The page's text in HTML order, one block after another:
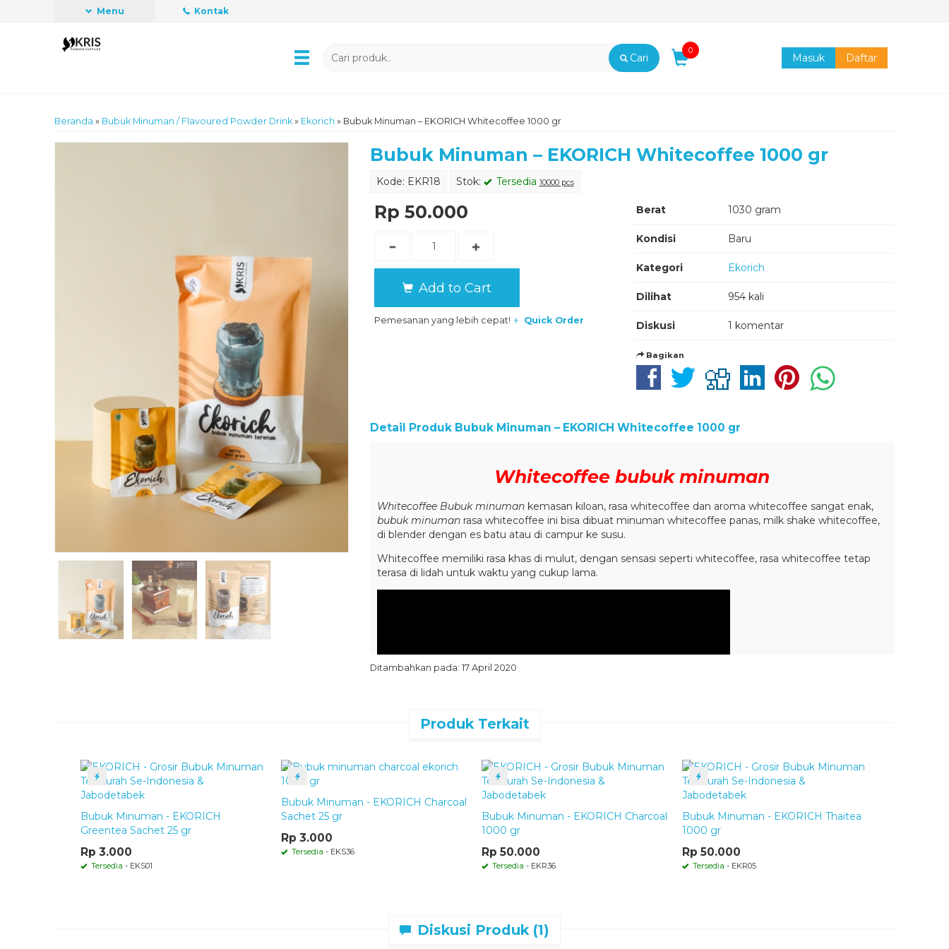
Menu Kontak
Cari
0
Masuk Daftar
Beranda » Bubuk Minuman / Flavoured Powder Drink » Ekorich » Bubuk Minuman – EKORICH Whitecoffee 1000 gr
Bubuk Minuman – EKORICH Whitecoffee 1000 gr
Kode: EKR18 Stok: Tersedia 10000 pcs
Berat 1030 gram
Kondisi Baru
Kategori Ekorich
Dilihat 954 kali
Diskusi 1 komentar
Bagikan
Rp 50.000
Add to Cart
Pemesanan yang lebih cepat! Quick Order
Detail Produk Bubuk Minuman – EKORICH Whitecoffee 1000 gr
Whitecoffee bubuk minuman
Whitecoffee Bubuk minumankemasan kiloan, rasa whitecoffee dan aroma whitecoffee sangat enak,
bubuk minumanrasa whitecoffee ini bisa dibuat minuman whitecoffee panas, milk shake whitecoffee,
di blender dengan es batu atau di campur ke susu.
Whitecoffee memiliki rasa khas di mulut, dengan sensasi seperti whitecoffee, rasa whitecoffee tetap
terasa di lidah untuk waktu yang cukup lama.
Whitecoffee bubuk minuman – Komposisi & Berat
Terbuat dari bahan pilihan terbaik melalui seleksi bahan baku yang sangat ketat, menghasilkan bubuk
minuman dengan kualitas dan cita rasa terbaik. Semua bahan baku sangat higienis dan aman di
konsumsi dan telah di sertifikasihalal MUI Dinas Kesehatan.
Expired :6 bulan dari pemesanan
Ditambahkan pada: 17 April 2020
Produk Terkait
Bubuk Minuman - EKORICH
Greentea Sachet 25 gr
Rp 3.000
Tersedia - EKS01
Bubuk Minuman - EKORICH Charcoal
Sachet 25 gr
Rp 3.000
Tersedia - EKS36
Bubuk Minuman - EKORICH Charcoal
1000 gr
Rp 50.000
Tersedia - EKR36
Bubuk Minuman - EKORICH Thaitea
1000 gr
Rp 50.000
Tersedia - EKR05
Diskusi Produk (1)